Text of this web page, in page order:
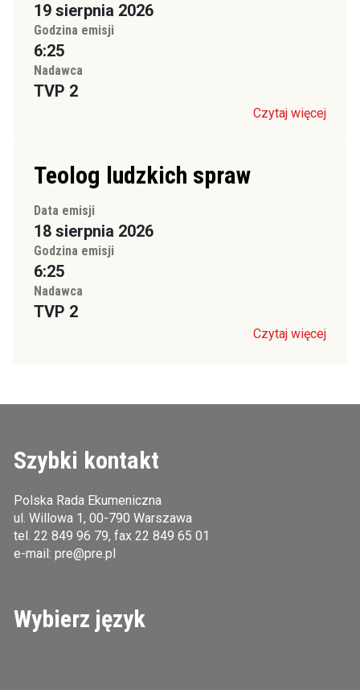
19 sierpnia 2026
Godzina emisji
6:25
Nadawca
TVP 2
Czytaj więcej
Teolog ludzkich spraw
Data emisji
18 sierpnia 2026
Godzina emisji
6:25
Nadawca
TVP 2
Czytaj więcej
Szybki kontakt
Polska Rada Ekumeniczna
ul. Willowa 1, 00-790 Warszawa
tel. 22 849 96 79, fax 22 849 65 01
e-mail: pre@pre.pl
Wybierz język